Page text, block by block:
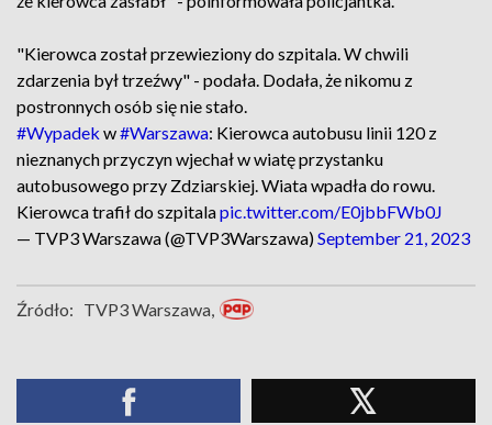
"Kierowca został przewieziony do szpitala. W chwili
zdarzenia był trzeźwy" - podała. Dodała, że nikomu z
postronnych osób się nie stało.
#Wypadek w#Warszawa: Kierowca autobusu linii 120 z
nieznanych przyczyn wjechał w wiatę przystanku
autobusowego przy Zdziarskiej. Wiata wpadła do rowu.
Kierowca trafił do szpitalapic.twitter.com/E0jbbFWb0J
— TVP3 Warszawa (@TVP3Warszawa)September 21, 2023
Źródło: TVP3 Warszawa,